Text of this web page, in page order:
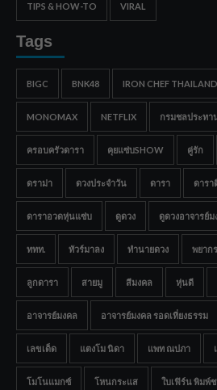
TIPS & HOW-TO VIRAL
Tags
BIGC BNK48 IRON CHEF THAILAND
MONOMAX NETFLIX กรมชลประทา
ครอบครัวดารา คุยแซ่บSHOW คู่รัก
ดราม่า ดวงประจำวัน ดารา ดารา
ดาราอวดหุ่นแซ่บ ดูดวง ดูดวงอาจารย์ม
ททท. ทัวร์มาลง ทำนายดวง พยาก
ลูกดารา สายมู สีมงคล หุ่นดี
อาจารย์มงคล อาจารย์มงคล รอดเที่ยงธรรม
เลขเด็ด แตงโม นิดา แพท ณปภา
โมโนแมกซ์ โหนกระแส ใบเฟิร์น พิมพ์